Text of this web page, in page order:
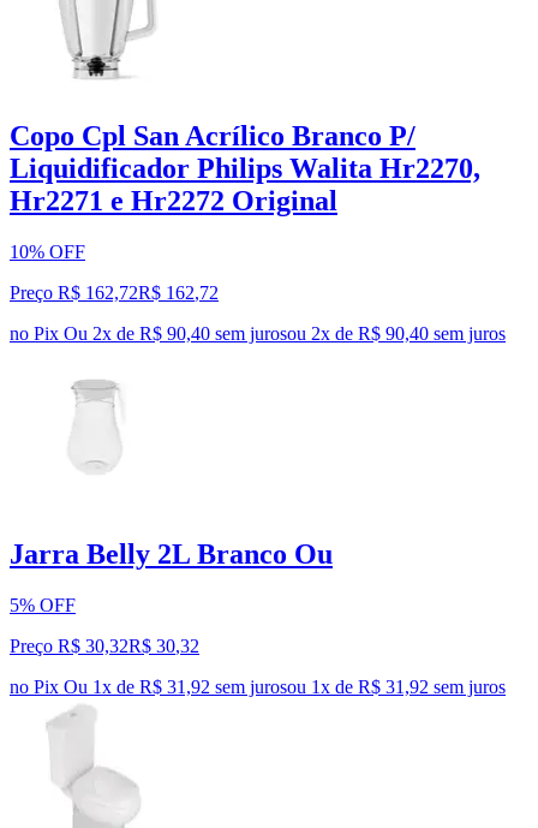
Copo Cpl San Acrílico Branco P/
Liquidificador Philips Walita Hr2270,
Hr2271 e Hr2272 Original
10% OFF
Preço R$ 162,72R$ 162,72
no Pix Ou 2x de R$ 90,40 sem jurosou 2x de R$ 90,40 sem juros
Jarra Belly 2L Branco Ou
5% OFF
Preço R$ 30,32R$ 30,32
no Pix Ou 1x de R$ 31,92 sem jurosou 1x de R$ 31,92 sem juros